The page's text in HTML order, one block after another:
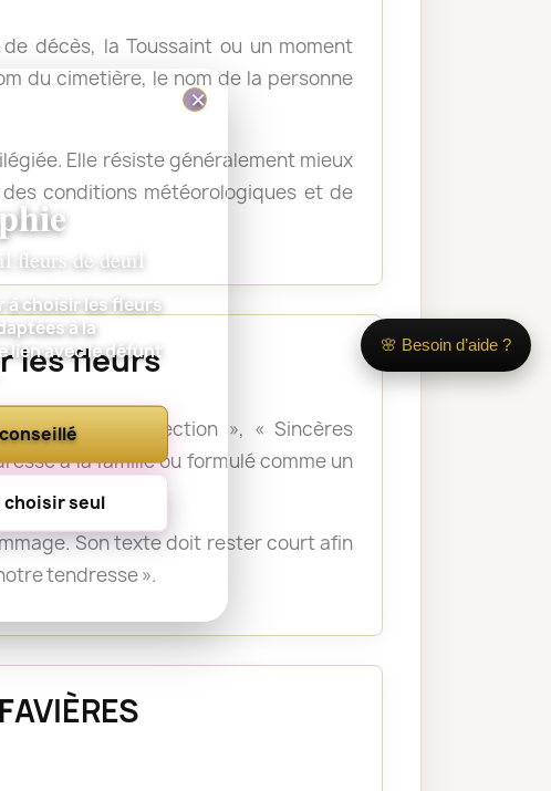
décès, la Toussaint ou un moment
du cimetière, le nom de la personne
Elle résiste généralement mieux
conditions météorologiques et de
les fleurs
toute notre affection », « Sincères
à la famille ou formulé comme un
Son texte doit rester court afin
tendresse ».
🌸 Besoin d’aide ?
×
fleurs de deuil
à choisir les fleurs
à la
lien avec le défunt
choisir seul